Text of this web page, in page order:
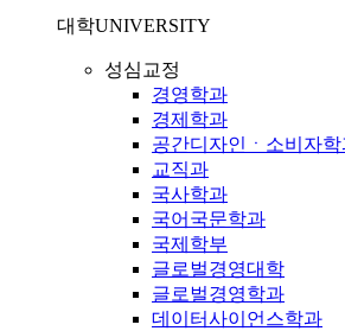
대학UNIVERSITY
성심교정
경영학과
경제학과
공간디자인ㆍ소비자학
교직과
국사학과
국어국문학과
국제학부
글로벌경영대학
글로벌경영학과
데이터사이언스학과